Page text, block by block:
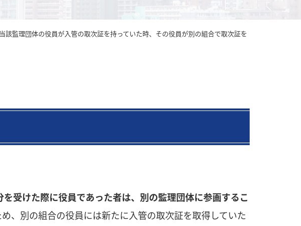
該監理団体の役員が入管の取次証を持っていた時、その役員が別の組合で取次証を
受けた際に役員であった者は、別の監理団体に参画するこ
、別の組合の役員には新たに入管の取次証を取得していた